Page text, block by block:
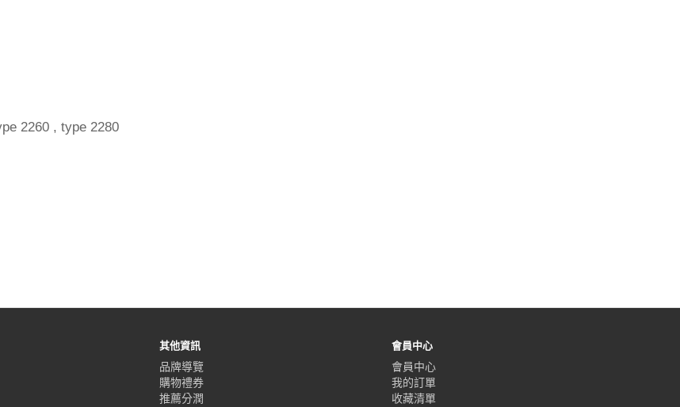
2260 , type 2280
其他資訊
品牌導覽
購物禮券
推薦分潤
會員中心
會員中心
我的訂單
收藏清單